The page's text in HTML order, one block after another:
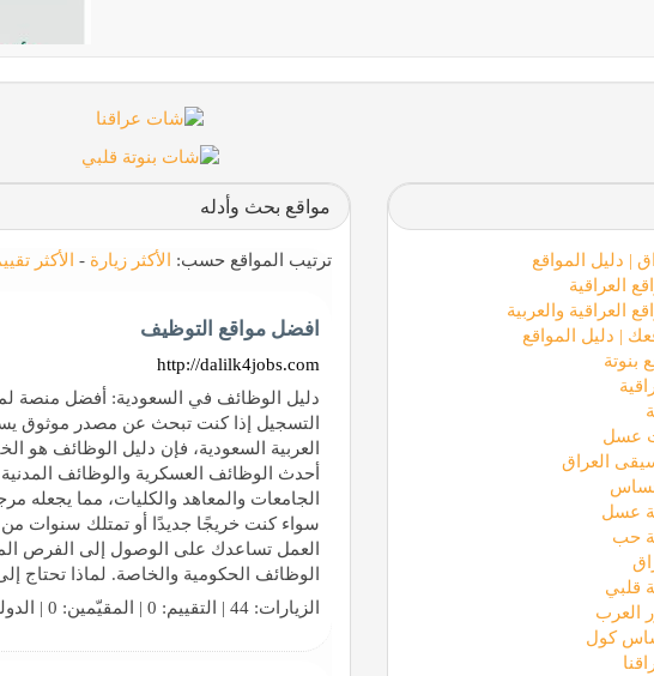
مواقع بحث وأدله
ترتيب المواقع حسب: الأكثر زيارة - الأكثر
افضل مواقع التوظيف
http://dalilk4jobs.com
دليل الوظائف في السعودية: أفضل منصة
التسجيل إذا كنت تبحث عن مصدر موثوق
العربية السعودية، فإن دليل الوظائف
أحدث الوظائف العسكرية والوظائف
الجامعات والمعاهد والكليات، مما يجعله
سواء كنت خريجًا جديدًا أو تمتلك سنوات
العمل تساعدك على الوصول إلى الفرص
الوظائف الحكومية والخاصة. لماذا تحتاج
الزيارات: 44 | التقييم: 0 | المقيّمين: 0 | الدولة:
| دليل المواقع
العراقية
العراقية والعربية
| دليل المواقع
بنوتة
عسل
العراق
عسل
حب
قلبي
العرب
كول